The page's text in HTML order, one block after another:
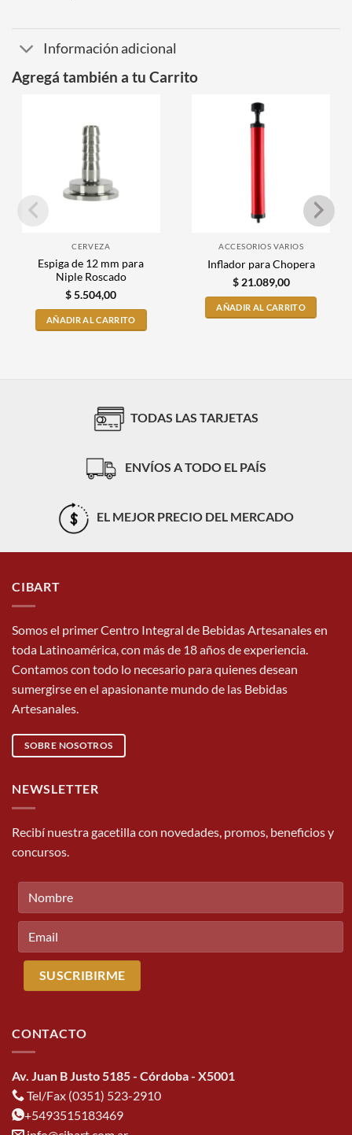
Información adicional
Agregá también a tu Carrito
CERVEZA
Espiga de 12 mm para
Niple Roscado
$5.504,00
AÑADIR AL CARRITO
ACCESORIOS VARIOS
Inflador para Chopera
$21.089,00
AÑADIR AL CARRITO
TODAS LAS TARJETAS
ENVÍOS A TODO EL PAÍS
EL MEJOR PRECIO DEL MERCADO
CIBART
Somos el primer Centro Integral de Bebidas Artesanales en
toda Latinoamérica, con más de 18 años de experiencia.
Contamos con todo lo necesario para quienes desean
sumergirse en el apasionante mundo de las Bebidas
Artesanales.
SOBRE NOSOTROS
NEWSLETTER
Recibí nuestra gacetilla con novedades, promos, beneficios y
concursos.
CONTACTO
Av. Juan B Justo 5185 - Córdoba - X5001
Tel/Fax (0351) 523-2910
+5493515183469